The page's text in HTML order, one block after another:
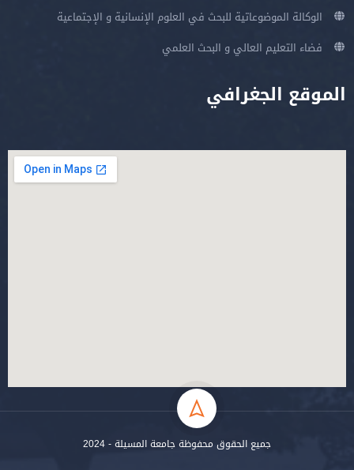
الوكالة الموضوعاتية للبحث في العلوم الإنسانية و الإجتماعية
فضاء التعليم العالي و البحث العلمي
الموقع الجغرافي
جميع الحقوق محفوظة جامعة المسيلة - 2024